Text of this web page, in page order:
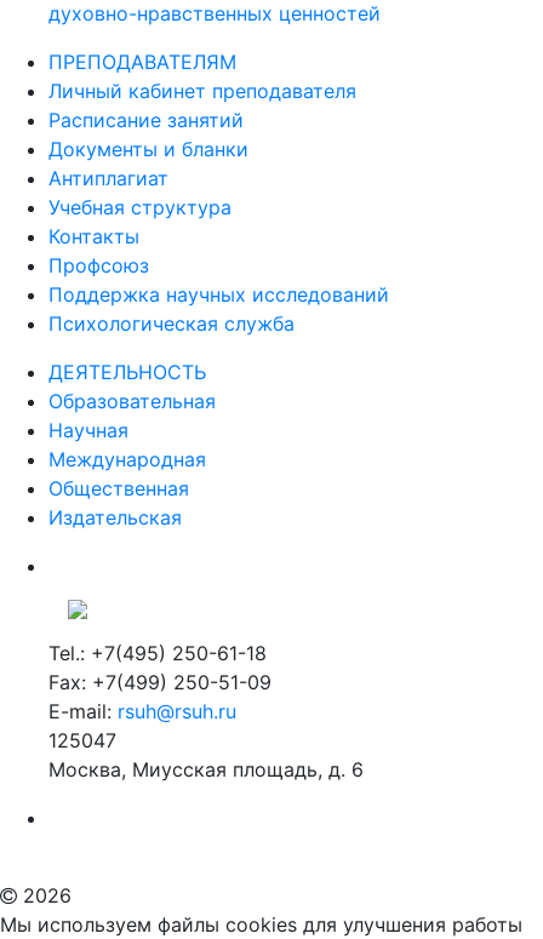
духовно-нравственных ценностей
ПРЕПОДАВАТЕЛЯМ
Личный кабинет преподавателя
Расписание занятий
Документы и бланки
Антиплагиат
Учебная структура
Контакты
Профсоюз
Поддержка научных исследований
Психологическая служба
ДЕЯТЕЛЬНОСТЬ
Образовательная
Научная
Международная
Общественная
Издательская
Tel.: +7(495) 250-61-18
Fax: +7(499) 250-51-09
E-mail: rsuh@rsuh.ru
125047
Москва, Миусская площадь, д. 6
2026
Мы используем файлы cookies для улучшения работы